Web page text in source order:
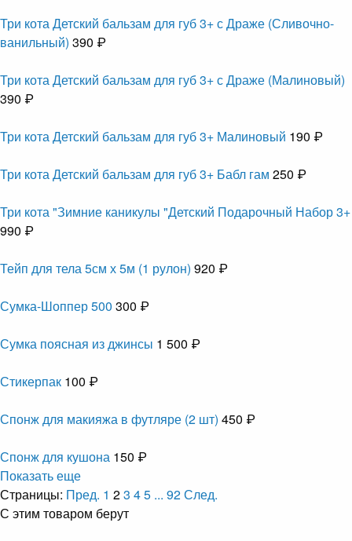
Три кота Детский бальзам для губ 3+ с Драже (Сливочно-
ванильный) 390 ₽
Три кота Детский бальзам для губ 3+ с Драже (Малиновый)
390 ₽
Три кота Детский бальзам для губ 3+ Малиновый 190 ₽
Три кота Детский бальзам для губ 3+ Бабл гам 250 ₽
Три кота "Зимние каникулы "Детский Подарочный Набор 3+
990 ₽
Тейп для тела 5см х 5м (1 рулон) 920 ₽
Сумка-Шоппер 500 300 ₽
Сумка поясная из джинсы 1 500 ₽
Стикерпак 100 ₽
Спонж для макияжа в футляре (2 шт) 450 ₽
Спонж для кушона 150 ₽
Показать еще
Страницы: Пред. 1 23 45 ... 92След.
С этим товаром берут